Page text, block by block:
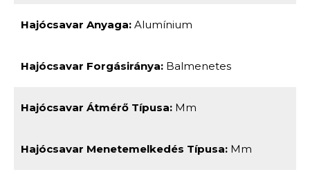
Hajócsavar Anyaga: Alumínium
Hajócsavar Forgásiránya: Balmenetes
Hajócsavar Átmérő Típusa: Mm
Hajócsavar Menetemelkedés Típusa: Mm